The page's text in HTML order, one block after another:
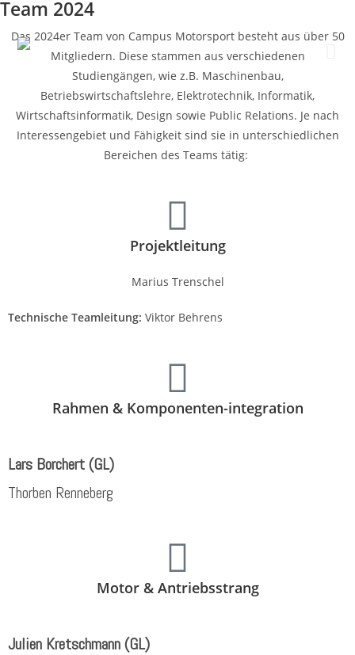
Team 2024
Das 2024er Team von Campus Motorsport besteht aus über 50
Mitgliedern. Diese stammen aus verschiedenen
Studiengängen, wie z.B. Maschinenbau,
Betriebswirtschaftslehre, Elektrotechnik, Informatik,
Wirtschaftsinformatik, Design sowie Public Relations. Je nach
Interessengebiet und Fähigkeit sind sie in unterschiedlichen
Bereichen des Teams tätig:
Projektleitung
Marius Trenschel
Technische Teamleitung: Viktor Behrens
Rahmen & Komponenten-integration
Lars Borchert (GL)
Thorben Renneberg
Motor & Antriebsstrang
Julien Kretschmann (GL)